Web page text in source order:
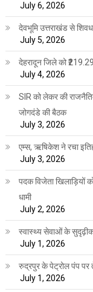
July 6, 2026
देवभूमि उत्तराखंड से
July 5, 2026
देहरादून जिले को
July 4, 2026
SIR को लेकर की
जोगदंडे की बैठक
July 3, 2026
एम्स, ऋषिकेश ने रचा
July 3, 2026
पदक विजेता खिलाड़ियों
धामी
July 2, 2026
स्वास्थ्य सेवाओं के
July 1, 2026
रुद्रपुर के पेट्रोल पंप पर
July 1, 2026